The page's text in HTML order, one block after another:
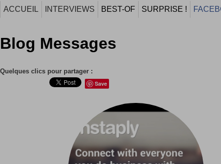
ACCUEIL INTERVIEWS BEST-OF SURPRISE !
Blog Messages
Quelques clics pour partager :
Save